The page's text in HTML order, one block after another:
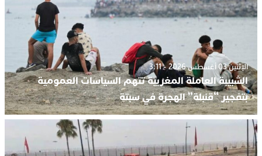
الإثنين 03 أغسطس 2026 - 3:11
الشبيبة العاملة المغربية تتهم السياسات العمومية
بتفجير “قنبلة” الهجرة في سبتة